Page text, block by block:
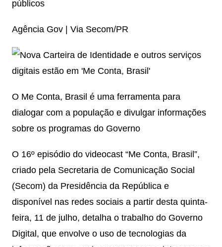
públicos
Agência Gov | Via Secom/PR
O Me Conta, Brasil é uma ferramenta para
dialogar com a população e divulgar informações
sobre os programas do Governo
O 16º episódio do videocast “Me Conta, Brasil”,
criado pela Secretaria de Comunicação Social
(Secom) da Presidência da República e
disponível nas redes sociais a partir desta quinta-
feira, 11 de julho, detalha o trabalho do Governo
Digital, que envolve o uso de tecnologias da